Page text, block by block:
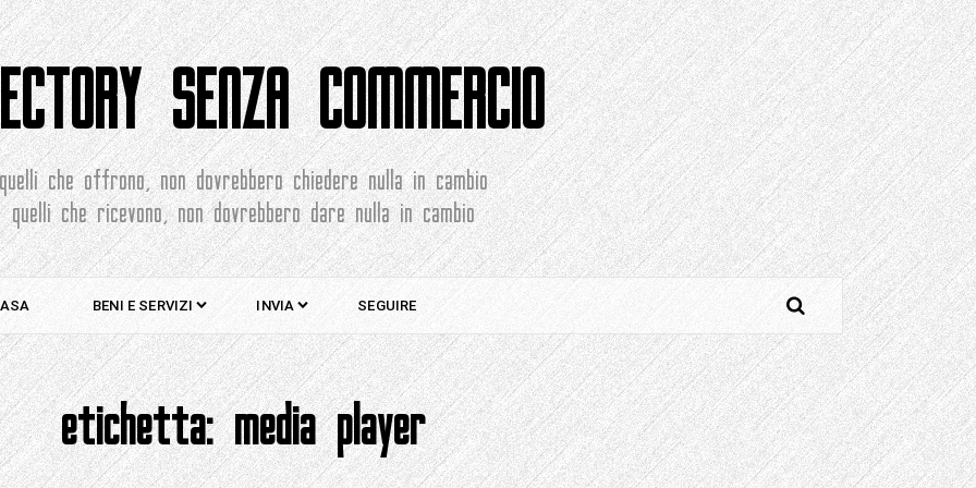
SENZA COMMERCIO
quelli che offrono, non dovrebbero chiedere nulla in cambio
quelli che ricevono, non dovrebbero dare nulla in cambio
BENI E SERVIZI INVIA SEGUIRE
etichetta:media player